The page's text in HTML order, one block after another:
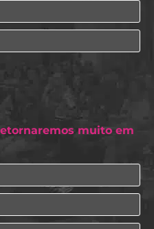
muito em